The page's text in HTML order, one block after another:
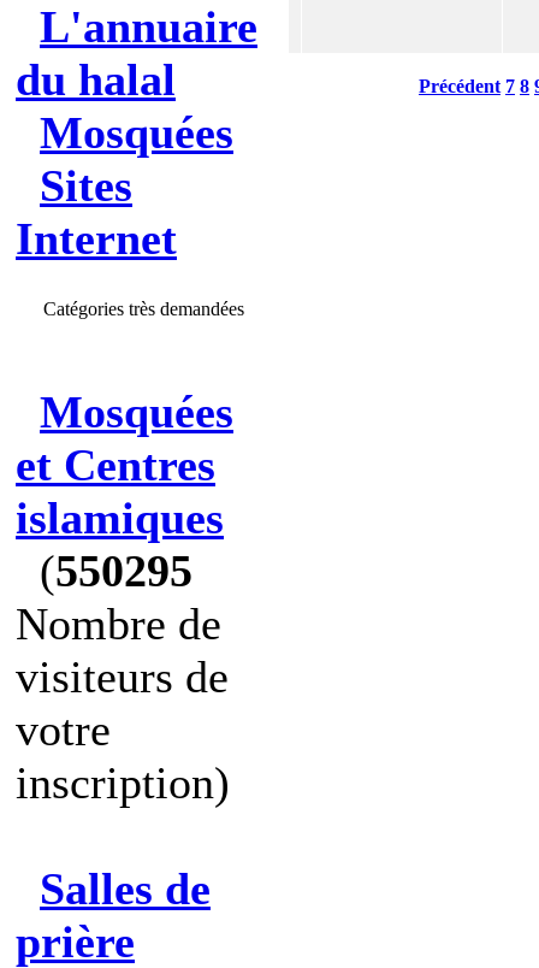
L'annuaire
du halal
Mosquées
Sites
Internet
Catégories très demandées
Mosquées
et Centres
islamiques
(550295
Nombre de
visiteurs de
votre
inscription)
Salles de
prière
Précédent 7 8